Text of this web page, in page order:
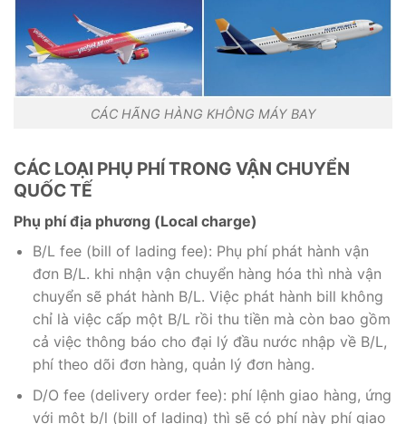
CÁC HÃNG HÀNG KHÔNG MÁY BAY
CÁC LOẠI PHỤ PHÍ TRONG VẬN CHUYỂN
QUỐC TẾ
Phụ phí địa phương (Local charge)
B/L fee (bill of lading fee): Phụ phí phát hành vận
đơn B/L. khi nhận vận chuyển hàng hóa thì nhà vận
chuyển sẽ phát hành B/L. Việc phát hành bill không
chỉ là việc cấp một B/L rồi thu tiền mà còn bao gồm
cả việc thông báo cho đại lý đầu nước nhập về B/L,
phí theo dõi đơn hàng, quản lý đơn hàng.
D/O fee (delivery order fee): phí lệnh giao hàng, ứng
với một b/l (bill of lading) thì sẽ có phí này phí giao